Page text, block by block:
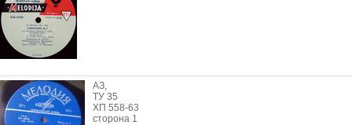
АЗ,
ТУ 35
ХП 558-63
сторона 1